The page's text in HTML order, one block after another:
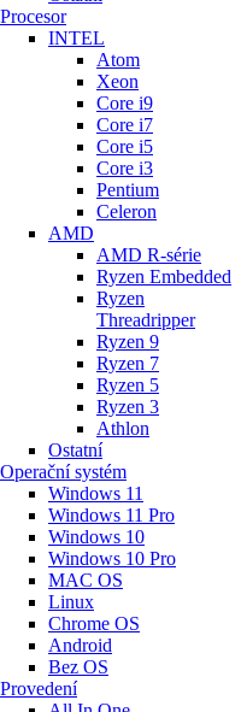
Procesor
INTEL
Atom
Xeon
Core i9
Core i7
Core i5
Core i3
Pentium
Celeron
AMD
AMD R-série
Ryzen Embedded
Ryzen
Threadripper
Ryzen 9
Ryzen 7
Ryzen 5
Ryzen 3
Athlon
Ostatní
Operační systém
Windows 11
Windows 11 Pro
Windows 10
Windows 10 Pro
MAC OS
Linux
Chrome OS
Android
Bez OS
Provedení